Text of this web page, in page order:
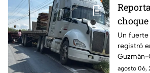
fue
Un
registró
Guzmán-
altura del
agosto 06,